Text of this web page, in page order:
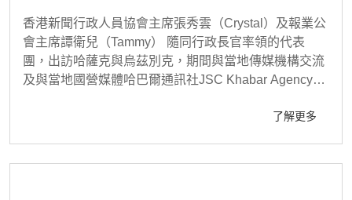
香港新聞行政人員協會主席張秀雲（Crystal）及報業公
會主席譚衛兒（Tammy） 隨同行政長官率領的代表
團，出訪哈薩克與烏茲別克，期間與當地傳媒機構交流
及與當地國營媒體哈巴爾通訊社JSC Khabar Agency簽
了解更多